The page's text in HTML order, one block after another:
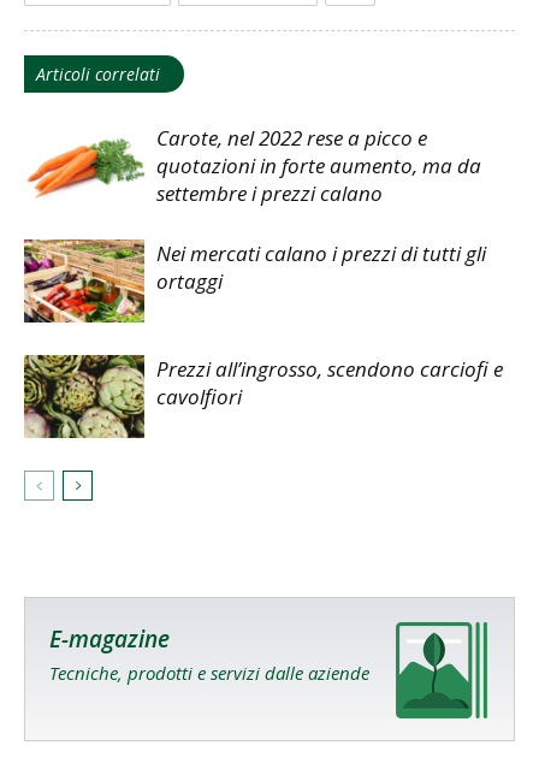
Articoli correlati
Carote, nel 2022 rese a picco e
quotazioni in forte aumento, ma da
settembre i prezzi calano
Nei mercati calano i prezzi di tutti gli
ortaggi
Prezzi all’ingrosso, scendono carciofi e
cavolfiori
E-magazine
Tecniche, prodotti e servizi dalle aziende